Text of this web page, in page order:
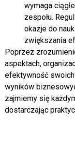
wymaga
zespołu.
okazje do
zwiększania
Poprzez
aspektach,
efektywność swoich
wyników
zajmiemy się
dostarczając